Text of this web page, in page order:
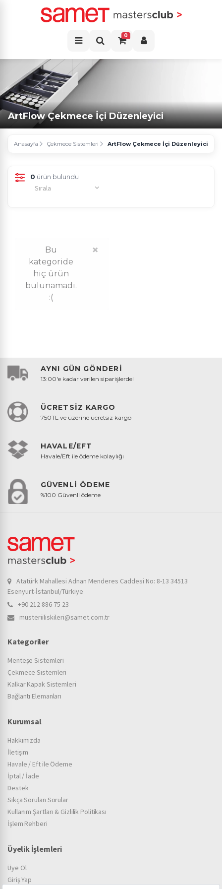
0
ArtFlow Çekmece İçi Düzenleyici
Anasayfa Çekmece Sistemleri ArtFlow Çekmece İçi Düzenleyici
0 ürün bulundu
Sırala
Bu
kategoride
hiç ürün
bulunamadı.
:(
×
AYNI GÜN GÖNDERİ
13:00'e kadar verilen siparişlerde!
ÜCRETSİZ KARGO
750TL ve üzerine ücretsiz kargo
HAVALE/EFT
Havale/Eft ile ödeme kolaylığı
GÜVENLİ ÖDEME
%100 Güvenli ödeme
Atatürk Mahallesi Adnan Menderes Caddesi No: 8-13 34513
Esenyurt-İstanbul/Türkiye
+90 212 886 75 23
musteriiliskileri@samet.com.tr
Kategoriler
Menteşe Sistemleri
Çekmece Sistemleri
Kalkar Kapak Sistemleri
Bağlantı Elemanları
Kurumsal
Hakkımızda
İletişim
Havale / Eft ile Ödeme
İptal / İade
Destek
Sıkça Sorulan Sorular
Kullanım Şartları & Gizlilik Politikası
İşlem Rehberi
Üyelik İşlemleri
Üye Ol
Giriş Yap